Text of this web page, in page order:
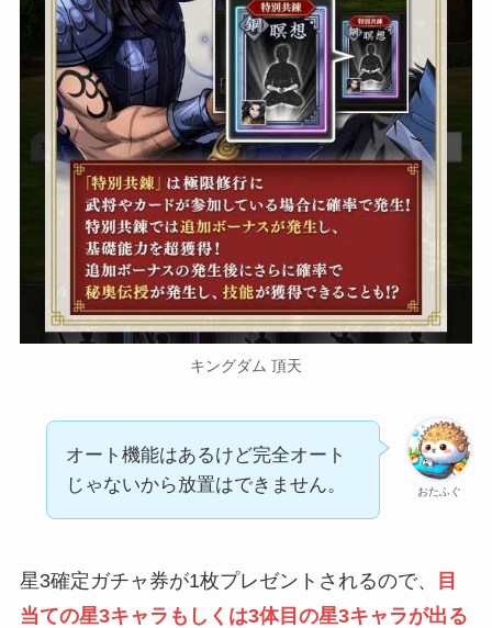
キングダム 頂天
おたふぐ
オート機能はあるけど完全オート
じゃないから放置はできません。
星3確定ガチャ券が1枚プレゼントされるので、
目
当ての星3キャラもしくは3体目の星3キャラが出る